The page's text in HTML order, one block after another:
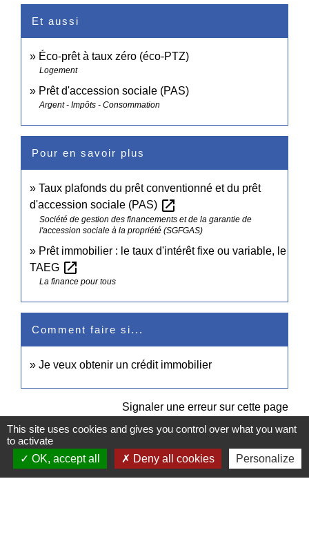
Et aussi
Éco-prêt à taux zéro (éco-PTZ)
Logement
Prêt d'accession sociale (PAS)
Argent - Impôts - Consommation
Pour en savoir plus
Taux plafonds du prêt conventionné et du prêt
d'accession sociale (PAS) open_in_new
Société de gestion des financements et de la garantie de
l'accession sociale à la propriété (SGFGAS)
Prêt immobilier : le taux d'intérêt fixe ou variable, le
TAEG open_in_new
La finance pour tous
Comment faire si...
Je veux obtenir un crédit immobilier
Signaler une erreur sur cette page
This site uses cookies and gives you control over what you want
to activate
OK, accept all
Deny all cookies Personalize